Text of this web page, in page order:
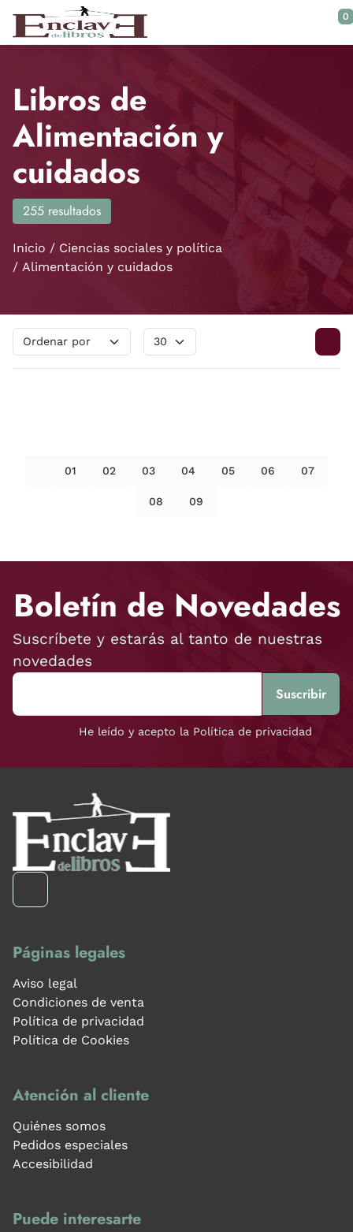
Saltar al contenido principal
0
Libros de
Alimentación y
cuidados
255 resultados
Inicio
Ciencias sociales y política
Alimentación y cuidados
01 02 03 04 05 06 07
08 09
Boletín de Novedades
Suscríbete y estarás al tanto de nuestras
novedades
He leído y acepto la Política de privacidad
Páginas legales
Aviso legal
Condiciones de venta
Política de privacidad
Política de Cookies
Atención al cliente
Quiénes somos
Pedidos especiales
Accesibilidad
Puede interesarte